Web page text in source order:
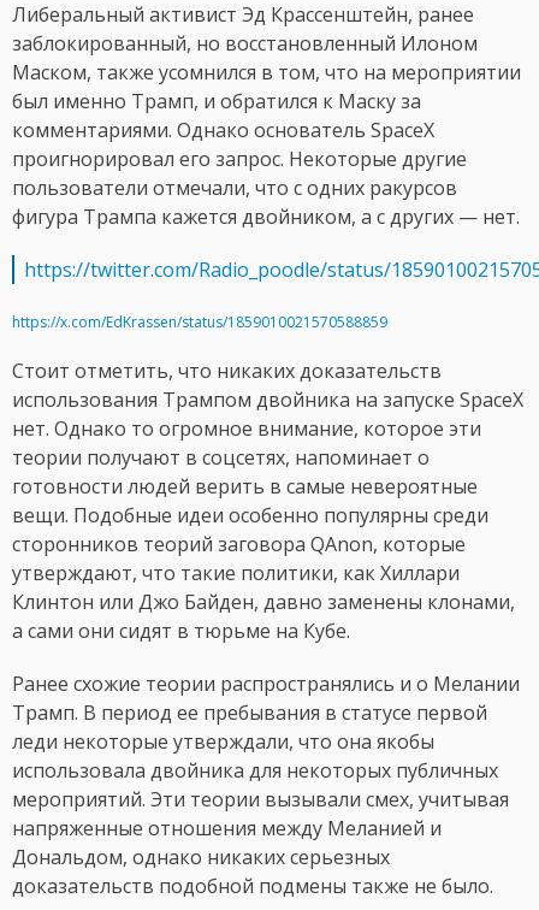
Либеральный активист Эд Крассенштейн, ранее
заблокированный, но восстановленный Илоном
Маском, также усомнился в том, что на мероприятии
был именно Трамп, и обратился к Маску за
комментариями. Однако основатель SpaceX
проигнорировал его запрос. Некоторые другие
пользователи отмечали, что с одних ракурсов
фигура Трампа кажется двойником, а с других — нет.
https://twitter.com/Radio_poodle/status/
https://x.com/EdKrassen/status/1859010021570588859
Стоит отметить, что никаких доказательств
использования Трампом двойника на запуске SpaceX
нет. Однако то огромное внимание, которое эти
теории получают в соцсетях, напоминает о
готовности людей верить в самые невероятные
вещи. Подобные идеи особенно популярны среди
сторонников теорий заговора QAnon, которые
утверждают, что такие политики, как Хиллари
Клинтон или Джо Байден, давно заменены клонами,
а сами они сидят в тюрьме на Кубе.
Ранее схожие теории распространялись и о Мелании
Трамп. В период ее пребывания в статусе первой
леди некоторые утверждали, что она якобы
использовала двойника для некоторых публичных
мероприятий. Эти теории вызывали смех, учитывая
напряженные отношения между Меланией и
Дональдом, однако никаких серьезных
доказательств подобной подмены также не было.